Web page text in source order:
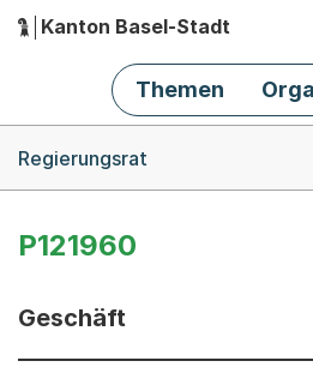
Hauptnavigation
Kanton Basel-Stadt
Themen
Regierungsrat
P121960
Geschäft